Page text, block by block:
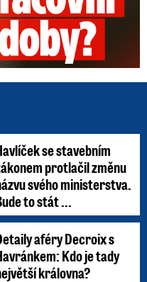
se stavebním
protlačil změnu
svého ministerstva.
to stát ...
aféry Decroix s
Kdo je tady
královna?